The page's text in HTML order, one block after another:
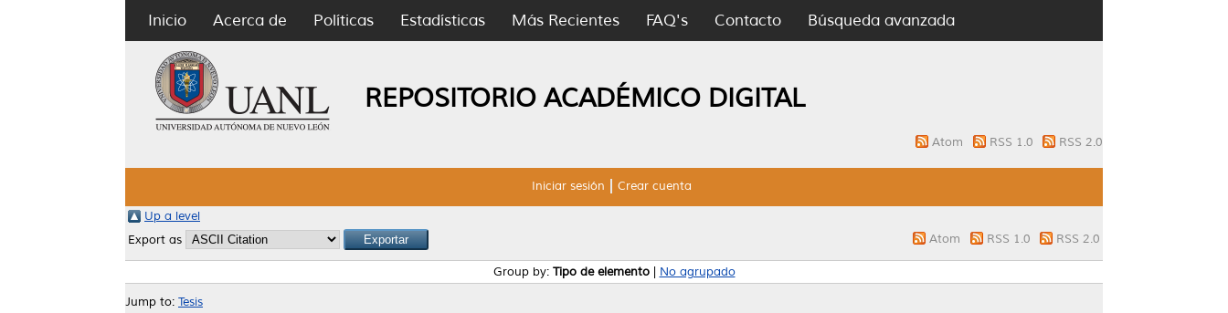
Inicio Acerca de Políticas Estadísticas Más Recientes FAQ's Contacto Búsqueda avanzada
REPOSITORIO ACADÉMICO DIGITAL
Atom RSS 1.0 RSS 2.0
Iniciar sesión Crear cuenta
Up a level
Export as
Atom RSS 1.0 RSS 2.0
Group by: Tipo de elemento| No agrupado
Jump to: Tesis